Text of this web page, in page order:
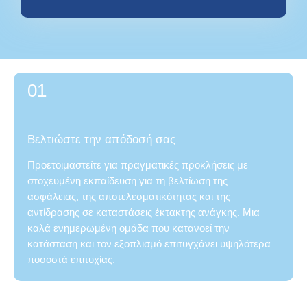
Βελτιώστε την απόδοσή σας
Προετοιμαστείτε για πραγματικές προκλήσεις με
στοχευμένη εκπαίδευση για τη βελτίωση της
ασφάλειας, της αποτελεσματικότητας και της
αντίδρασης σε καταστάσεις έκτακτης ανάγκης. Μια
καλά ενημερωμένη ομάδα που κατανοεί την
κατάσταση και τον εξοπλισμό επιτυγχάνει υψηλότερα
ποσοστά επιτυχίας.
01